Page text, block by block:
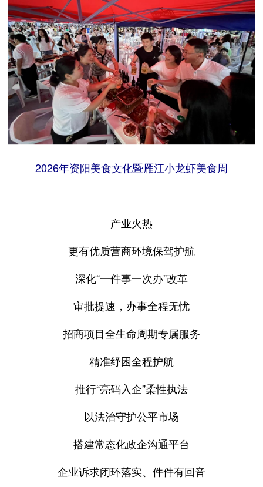
2026年资阳美食文化暨雁江小龙虾美食周
产业火热
更有优质营商环境保驾护航
深化“一件事一次办”改革
审批提速，办事全程无忧
招商项目全生命周期专属服务
精准纾困全程护航
推行“亮码入企”柔性执法
以法治守护公平市场
搭建常态化政企沟通平台
企业诉求闭环落实、件件有回音